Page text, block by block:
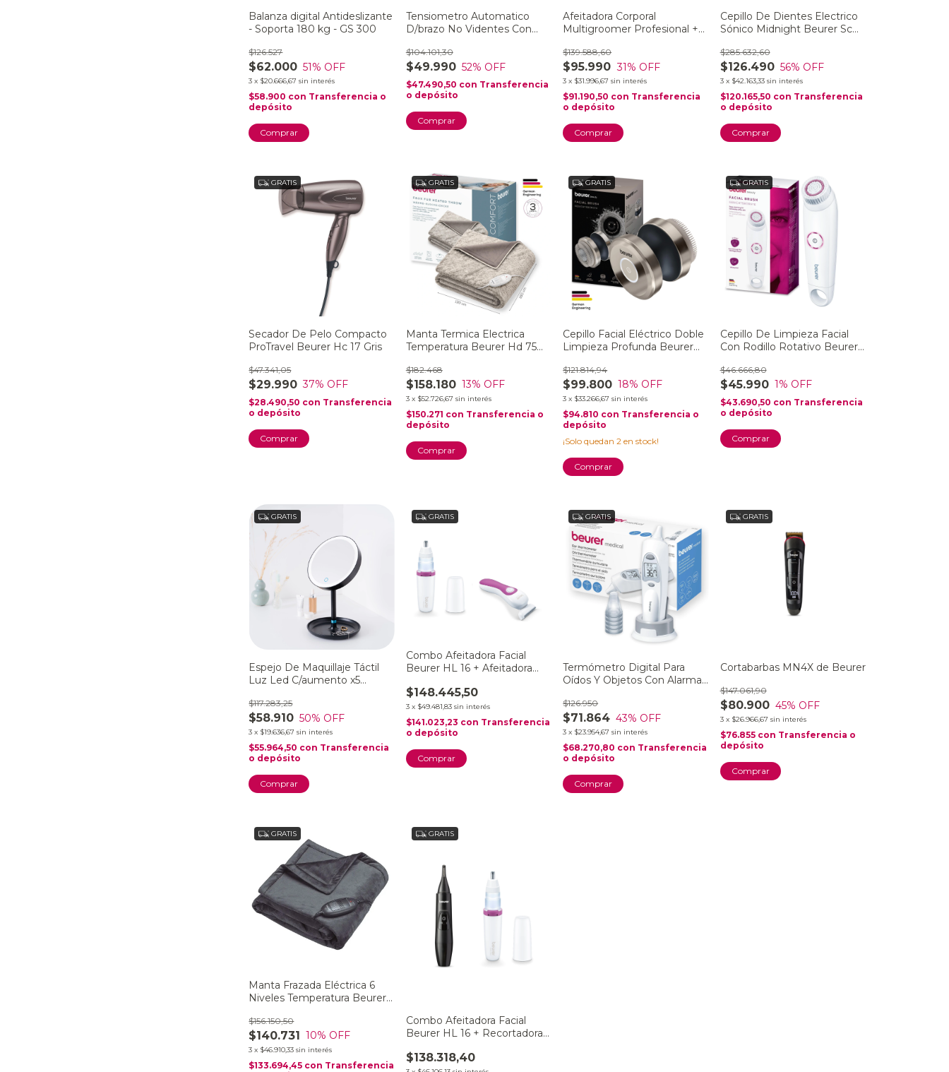
Balanza digital Antideslizante
- Soporta 180 kg - GS 300
$62.000
$126.527
51% OFF
3 x $20.666,67 sin interés
$58.900 con Transferencia o
depósito
Comprar
Tensiometro Automatico
D/brazo No Videntes Con
FRANCES
$49.990
$104.101,30
52% OFF
$47.490,50 con Transferencia
o depósito
Afeitadora Corporal
Multigroomer Profesional +
Agua Beurer MN9X
$95.990
$139.588,60
31% OFF
3 x $31.996,67 sin interés
$91.190,50 con Transferencia
o depósito
Cepillo De Dientes Electrico
Sónico Midnight Beurer Sc
$126.490
$285.632,60
56% OFF
3 x $42.163,33 sin interés
$120.165,50 con Transferencia
o depósito
GRATIS
Secador De Pelo Compacto
ProTravel Beurer Hc 17 Gris
$29.990
$47.341,05
37% OFF
$28.490,50 con Transferencia
o depósito
GRATIS
Manta Termica Electrica
Temperatura Beurer Hd 75
$158.180
$182.468
13% OFF
3 x $52.726,67 sin interés
$150.271 con Transferencia o
depósito
GRATIS
Cepillo Facial Eléctrico Doble
Limpieza Profunda Beurer
$99.800
$121.814,94
18% OFF
3 x $33.266,67 sin interés
$94.810 con Transferencia o
depósito
¡Solo quedan2 en stock!
GRATIS
Cepillo De Limpieza Facial
Con Rodillo Rotativo Beurer
$45.990
$46.666,80
1 % OFF
$43.690,50 con Transferencia
o depósito
GRATIS
Espejo De Maquillaje Táctil
Luz Led C/aumento x5
$58.910
$117.283,25
50% OFF
3 x $19.636,67 sin interés
$55.964,50 con Transferencia
o depósito
GRATIS
Combo Afeitadora Facial
Beurer HL 16 + Afeitadora
$148.445,50
3 x $49.481,83 sin interés
$141.023,23 con Transferencia
o depósito
GRATIS
Termómetro Digital Para
Oídos Y Objetos Con Alarma
$71.864
$126.950
43% OFF
3 x $23.954,67 sin interés
$68.270,80 con Transferencia
o depósito
GRATIS
Cortabarbas MN4X de Beurer
$80.900
$147.061,90
45% OFF
3 x $26.966,67 sin interés
$76.855 con Transferencia o
depósito
GRATIS
Manta Frazada Eléctrica 6
Niveles Temperatura Beurer
$140.731
$156.150,50
10% OFF
3 x $46.910,33 sin interés
$133.694,45 con Transferencia
GRATIS
Combo Afeitadora Facial
Beurer HL 16 + Recortadora
$138.318,40